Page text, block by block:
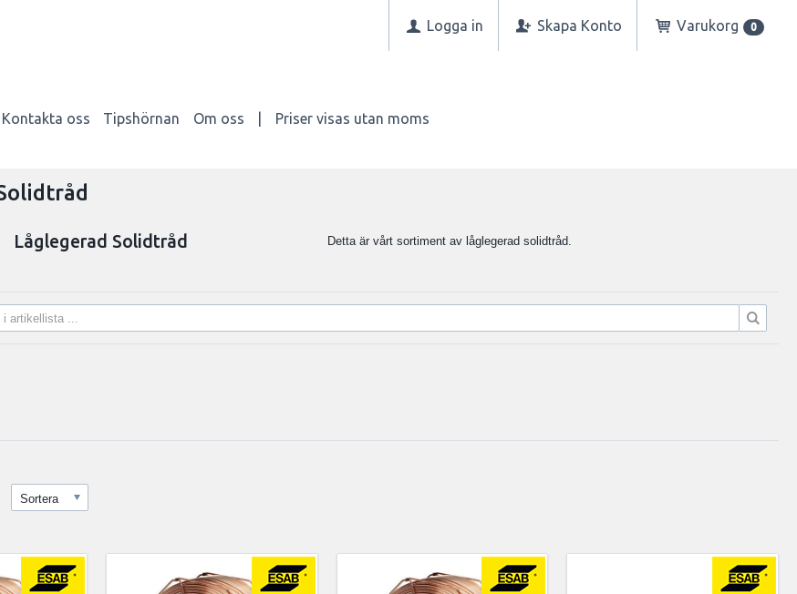
Logga in Skapa Konto Varukorg 0
Kontakta oss Tipshörnan Om oss Priser visas utan moms
Låglegerad Solidtråd Detta är vårt sortiment av låglegerad solidtråd.
Sortera